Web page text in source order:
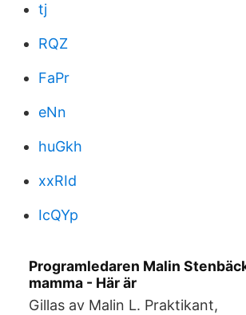
tj
RQZ
FaPr
eNn
huGkh
xxRId
IcQYp
Programledaren Malin
mamma - Här är
Gillas av Malin L. Praktikant,